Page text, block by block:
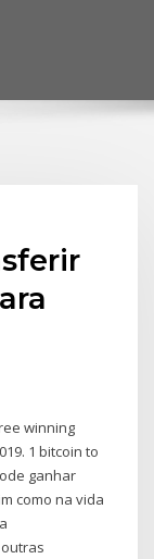
winning
1 bitcoin to
ganhar
como na vida